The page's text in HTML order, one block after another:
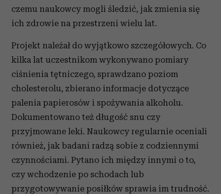
czemu naukowcy mogli śledzić, jak zmienia się
ich zdrowie na przestrzeni wielu lat.
Projekt należał do wyjątkowo szczegółowych. Co
kilka lat uczestnikom wykonywano pomiary
ciśnienia tętniczego, sprawdzano poziom
cholesterolu, zbierano informacje dotyczące
palenia papierosów i spożywania alkoholu.
Dokumentowano też długość snu czy
przyjmowane leki. Naukowcy regularnie oceniali
również, jak badani radzą sobie z codziennymi
czynnościami. Pytano ich między innymi o to,
czy wchodzenie po schodach lub
przygotowywanie posiłków sprawia im trudność.